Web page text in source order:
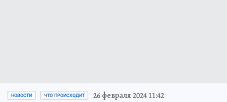
НОВОСТИ ЧТО ПРОИСХОДИТ 26 февраля 2024 11:42